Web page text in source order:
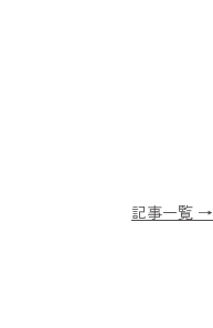
記事一覧 →